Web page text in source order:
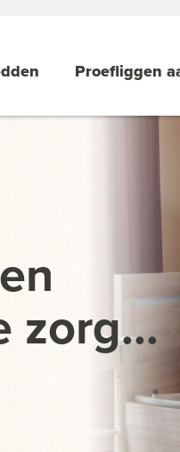
Proefliggen
zorg...